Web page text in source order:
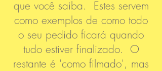
que você saiba. Estes servem
como exemplos de como todo
o seu pedido ficará quando
tudo estiver finalizado. O
restante é 'como filmado', mas